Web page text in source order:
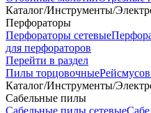
Каталог/Инструменты/
Перфораторы
Перфораторы сетевые
для перфораторов
Перейти в раздел
Пилы торцовочные
Каталог/Инструменты/
Сабельные пилы
Сабельные пилы сетевые